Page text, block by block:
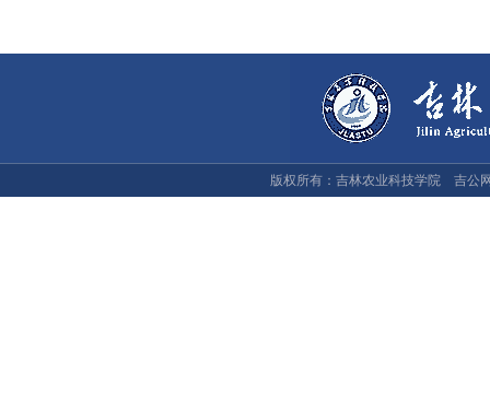
版权所有：吉林农业科技学院 吉公